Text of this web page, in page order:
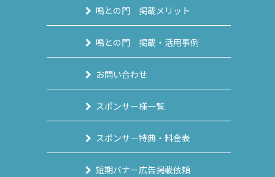
鳴との門 掲載メリット
鳴との門 掲載・活用事例
お問い合わせ
スポンサー様一覧
スポンサー特典・料金表
短期バナー広告掲載依頼